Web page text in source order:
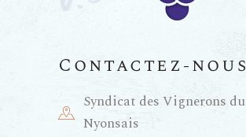
Contactez-nous
Syndicat des Vignerons du
Nyonsais